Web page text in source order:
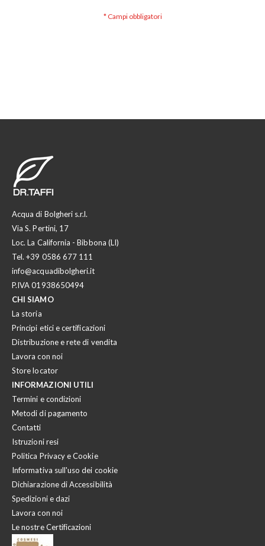
Acqua di Bolgheri s.r.l.
Via S. Pertini, 17
Loc. La California - Bibbona (LI)
Tel.+39 0586 677 111
info@acquadibolgheri.it
P.IVA 01938650494
CHI SIAMO
La storia
Principi etici e certificazioni
Distribuzione e rete di vendita
Lavora con noi
Store locator
INFORMAZIONI UTILI
Termini e condizioni
Metodi di pagamento
Contatti
Istruzioni resi
Politica Privacy e Cookie
Informativa sull'uso dei cookie
Dichiarazione di Accessibilità
Spedizioni e dazi
Lavora con noi
Le nostre Certificazioni